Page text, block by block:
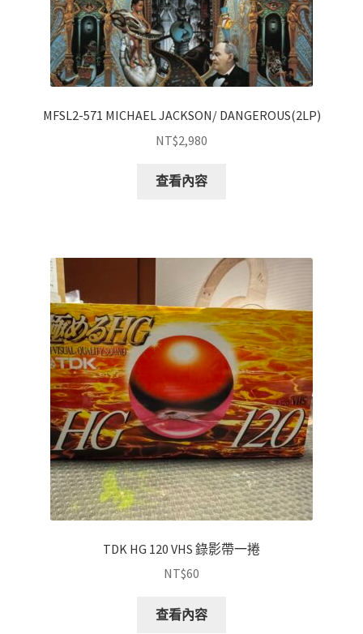
MFSL2-571 MICHAEL JACKSON/ DANGEROUS(2LP)
NT$2,980
查看內容
TDK HG 120 VHS 錄影帶一捲
NT$60
查看內容